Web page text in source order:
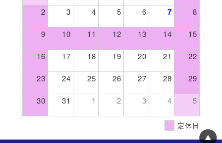
2 3 4 5 6 7 8
9 10 11 12 13 14 15
16 17 18 19 20 21 22
23 24 25 26 27 28 29
30 31 1 2 3 4 5
定休日